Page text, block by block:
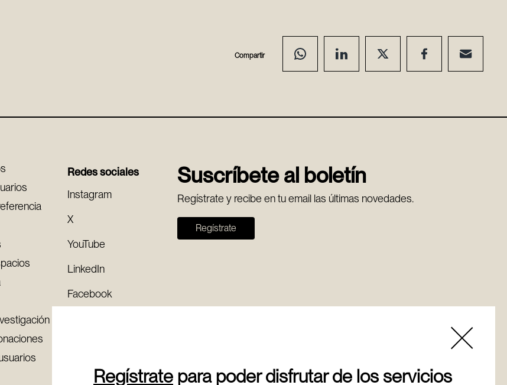
Compartir
Regístrate para poder disfrutar de los servicios
Redes sociales
Instagram
X
YouTube
LinkedIn
Facebook
Suscríbete al boletín
Regístrate y recibe en tu email las últimas novedades.
Regístrate